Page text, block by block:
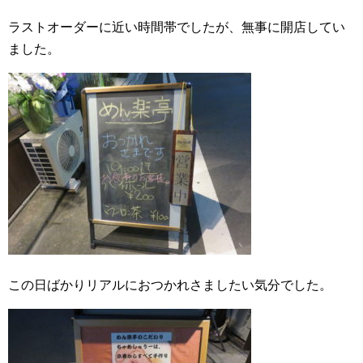
ラストオーダーに近い時間帯でしたが、無事に開店してい
ました。
この日ばかりリアルにおつかれさましたい気分でした。